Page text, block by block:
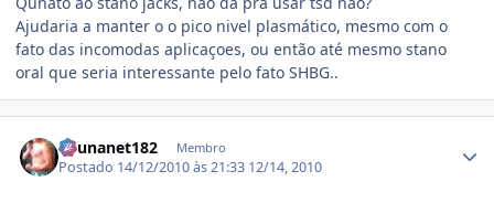
Ajudaria a manter o o pico nivel plasmático, mesmo com o
fato das incomodas aplicaçoes, ou então até mesmo stano
oral que seria interessante pelo fato SHBG..
edunanet182 Membro
Postado 14/12/2010 às 21:33 12/14, 2010